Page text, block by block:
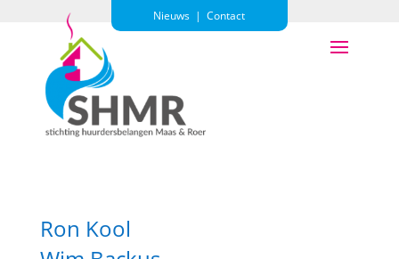
Nieuws |Contact
Ron Kool